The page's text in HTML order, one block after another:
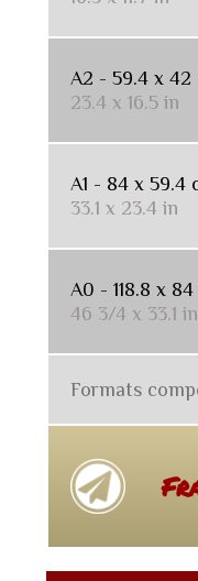
A2 - 59.4 x 42
23.4 x 16.5 in
A1 - 84 x 59.4
33.1 x 23.4 in
A0 - 118.8 x
46 3/4 x 33.1 in
Formats